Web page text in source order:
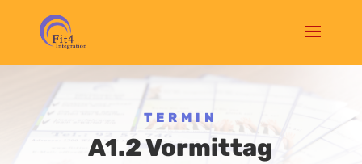
TERMIN
A1.2 Vormittag